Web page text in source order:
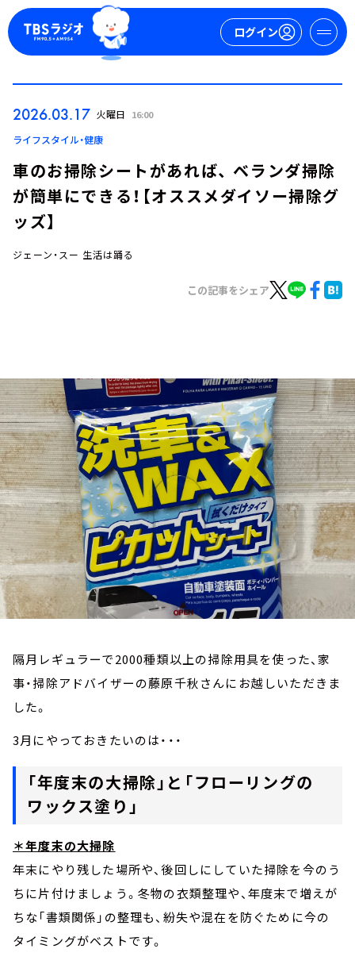
ログイン
ログイン
イベント・グッズ
YouTube
会社情報
2026.03.17 火曜日 16:00
ライフスタイル・健康
車のお掃除シートがあれば、 ベランダ掃除
が簡単にできる！【オススメダイソー掃除グ
ッズ】
ジェーン・スー 生活は踊る
この記事をシェア
隔月レギュラーで2000種類以上の掃除用具を使った、家
事・掃除アドバイザーの藤原千秋さんにお越しいただきま
した。
3月にやっておきたいのは・・・
「年度末の大掃除」と「フローリングの
ワックス塗り」
＊年度末の大掃除
年末にやり残した場所や、後回しにしていた掃除を今のう
ちに片付けましょう。冬物の衣類整理や、年度末で増えが
ちな「書類関係」の整理も、紛失や混在を防ぐために今の
タイミングがベストです。